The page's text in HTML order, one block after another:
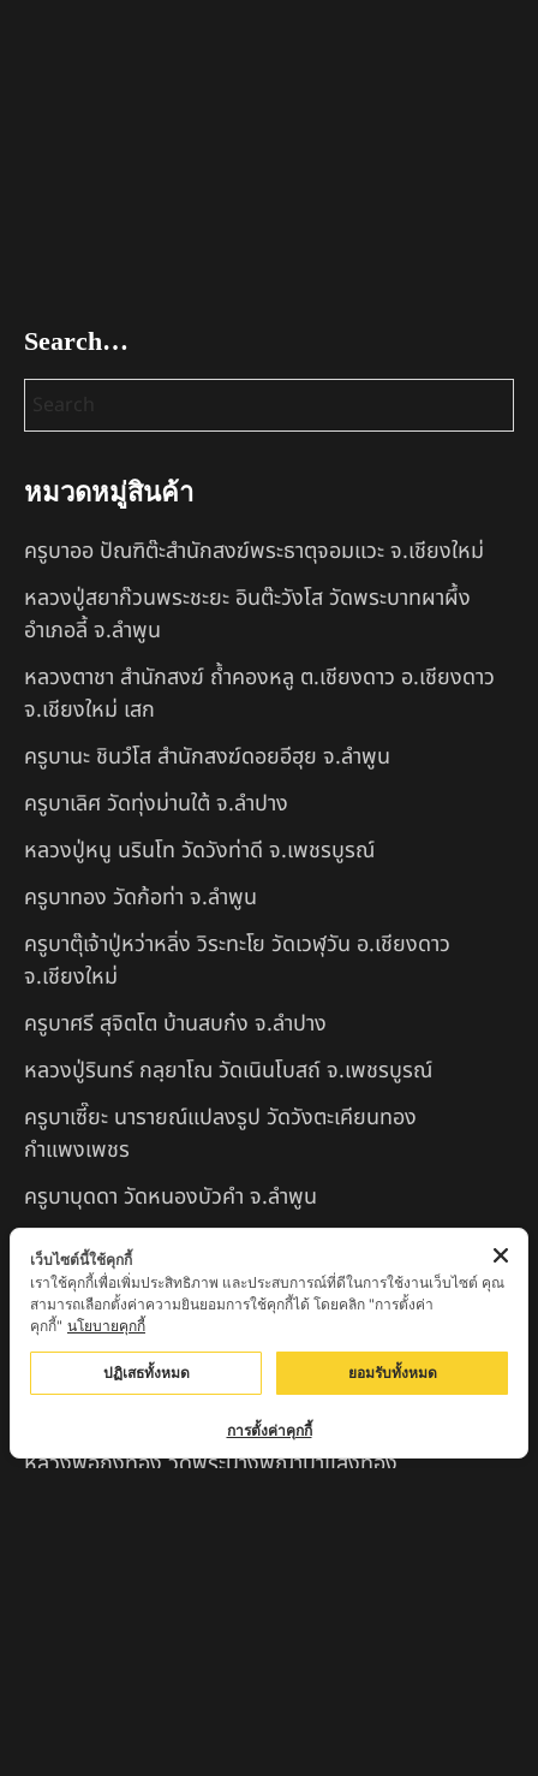
Search…
หมวดหมู่สินค้า
ครูบาออ ปัณฑิต๊ะสำนักสงฆ์พระธาตุจอมแวะ จ.เชียงใหม่
หลวงปู่สยาก๊วนพระชะยะ อินต๊ะวังโส วัดพระบาทผาผึ้ง
อำเภอลี้ จ.ลำพูน
หลวงตาชา สำนักสงฆ์ ถ้ำคองหลู ต.เชียงดาว อ.เชียงดาว
จ.เชียงใหม่ เสก
ครูบานะ ชินวํโส สำนักสงฆ์ดอยอีฮุย จ.ลำพูน
ครูบาเลิศ วัดทุ่งม่านใต้ จ.ลำปาง
หลวงปู่หนู นรินโท วัดวังท่าดี จ.เพชรบูรณ์
ครูบาทอง วัดก้อท่า จ.ลำพูน
ครูบาตุ๊เจ้าปู่หว่าหลิ่ง วิระทะโย วัดเวฬุวัน อ.เชียงดาว
จ.เชียงใหม่
ครูบาศรี สุจิตโต บ้านสบก๋ง จ.ลำปาง
หลวงปู่รินทร์ กลฺยาโณ วัดเนินโบสถ์ จ.เพชรบูรณ์
ครูบาเซี๊ยะ นารายณ์แปลงรูป วัดวังตะเคียนทอง
กำแพงเพชร
ครูบาบุดดา วัดหนองบัวคํา จ.ลําพูน
หลวงพ่อเสน่ห์ วัดพันศรี จ.อุทัยธานี
พระอาจารย์นอง มงฺคลิโก วัดอัมพวันดอนใหญ่ ตำบลหนอง
กรด จังหวัดนครสวรรค์
ครูบาวิ วิมาโล สำนักสงฆ์พระธาตุดอยจอมแวะ จ.เชียงใหม่
ครูบาอินแก้ว ดอยทีมู จังหวัดตาก
หลวงพ่อถังทอง วัดพระนางพญาป่าแสงทอง
เว็บไซต์นี้ใช้คุกกี้
เราใช้คุกกี้เพื่อเพิ่มประสิทธิภาพ และประสบการณ์ที่ดีในการใช้งานเว็บไซต์ คุณ
สามารถเลือกตั้งค่าความยินยอมการใช้คุกกี้ได้ โดยคลิก "การตั้งค่า
คุกกี้" นโยบายคุกกี้
ปฏิเสธทั้งหมด ยอมรับทั้งหมด
การตั้งค่าคุกกี้